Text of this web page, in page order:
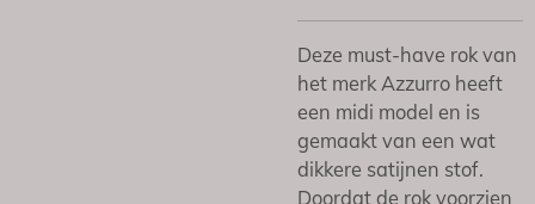
Deze must-have rok van
het merk Azzurro heeft
een midi model en is
gemaakt van een wat
dikkere satijnen stof.
Doordat de rok voorzien